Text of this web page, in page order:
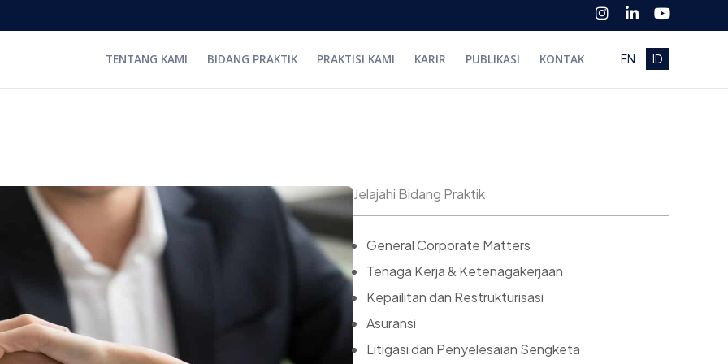
I
n
g
L
k
e
d
Y
t
u
b
TENTANG KAMI BIDANG PRAKTIK PRAKTISI KAMI KARIR PUBLIKASI KONTAK EN ID
Jelajahi Bidang Praktik
General Corporate Matters
Tenaga Kerja & Ketenagakerjaan
Kepailitan dan Restrukturisasi
Asuransi
Litigasi dan Penyelesaian Sengketa